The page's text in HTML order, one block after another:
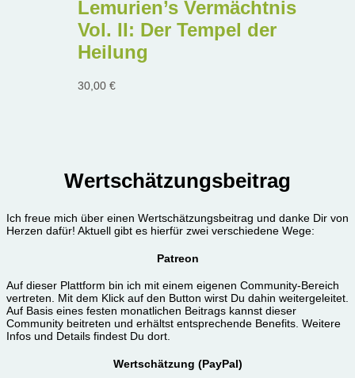
Lemurien’s Vermächtnis
Vol. II: Der Tempel der
Heilung
30,00 €
Wertschätzungsbeitrag
Ich freue mich über einen Wertschätzungsbeitrag und danke Dir von
Herzen dafür! Aktuell gibt es hierfür zwei verschiedene Wege:
Patreon
Auf dieser Plattform bin ich mit einem eigenen Community-Bereich
vertreten. Mit dem Klick auf den Button wirst Du dahin weitergeleitet.
Auf Basis eines festen monatlichen Beitrags kannst dieser
Community beitreten und erhältst entsprechende Benefits. Weitere
Infos und Details findest Du dort.
Wertschätzung (PayPal)